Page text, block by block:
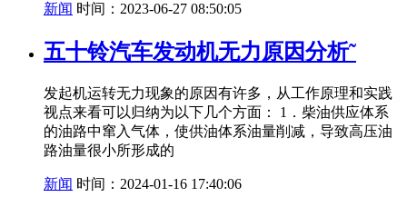
新闻 时间：2023-06-27 08:50:05
五十铃汽车发动机无力原因分析˜
发起机运转无力现象的原因有许多，从工作原理和实践
视点来看可以归纳为以下几个方面： 1．柴油供应体系
的油路中窜入气体，使供油体系油量削减，导致高压油
路油量很小所形成的
新闻 时间：2024-01-16 17:40:06